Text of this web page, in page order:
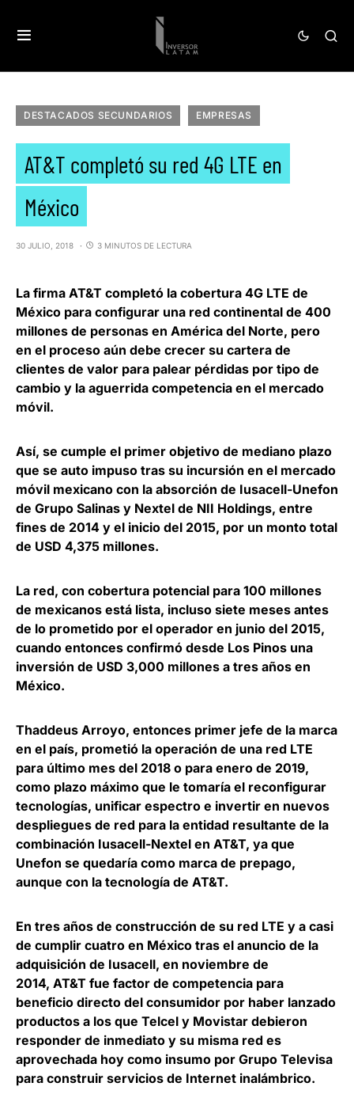
DESTACADOS SECUNDARIOS EMPRESAS
AT&T completó su red 4G LTE en
México
30 JULIO, 2018 3 MINUTOS DE LECTURA
La firma AT&T completó la cobertura 4G LTE de
México para configurar una red continental de 400
millones de personas en América del Norte, pero
en el proceso aún debe crecer su cartera de
clientes de valor para palear pérdidas por tipo de
cambio y la aguerrida competencia en el mercado
móvil.
Así, se cumple el primer objetivo de mediano plazo
que se auto impuso tras su incursión en el mercado
móvil mexicano con la absorción de Iusacell-Unefon
de Grupo Salinas y Nextel de NII Holdings, entre
fines de 2014 y el inicio del 2015, por un monto total
de USD 4,375 millones.
La red, con cobertura potencial para 100 millones
de mexicanos está lista, incluso siete meses antes
de lo prometido por el operador en junio del 2015,
cuando entonces confirmó desde Los Pinos una
inversión de USD 3,000 millones a tres años en
México.
Thaddeus Arroyo, entonces primer jefe de la marca
en el país, prometió la operación de una red LTE
para último mes del 2018 o para enero de 2019,
como plazo máximo que le tomaría el reconfigurar
tecnologías, unificar espectro e invertir en nuevos
despliegues de red para la entidad resultante de la
combinación Iusacell-Nextel en AT&T, ya que
Unefon se quedaría como marca de prepago,
aunque con la tecnología de AT&T.
En tres años de construcción de su red LTE y a casi
de cumplir cuatro en México tras el anuncio de la
adquisición de Iusacell, en noviembre de
2014, AT&T fue factor de competencia para
beneficio directo del consumidor por haber lanzado
productos a los que Telcel y Movistar debieron
responder de inmediato y su misma red es
aprovechada hoy como insumo por Grupo Televisa
para construir servicios de Internet inalámbrico.